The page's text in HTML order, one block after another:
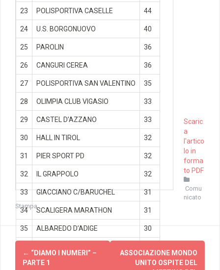
23 POLISPORTIVA CASELLE 44
24 U.S. BORGONUOVO 40
25 PAROLIN 36
26 CANGURI CEREA 36
27 POLISPORTIVA SAN VALENTINO 35
28 OLIMPIA CLUB VIGASIO 33
29 CASTEL D’AZZANO 33
30 HALL IN TIROL 32
31 PIER SPORT PD 32
32 IL GRAPPOLO 32
33 GIACCIANO C/BARUCHEL 31
34 SCALIGERA MARATHON 31
35 ALBAREDO D’ADIGE 30
37 FIDAS S. CAMILLO 30
Scaric
a
l'artico
lo in
forma
to PDF
Comu
nicato
Stampa
Navigazione
← “DIAMO I NUMERI” –
PARTE 1
ASSOCIAZIONE MONDO
UNITO OSPITE DEL